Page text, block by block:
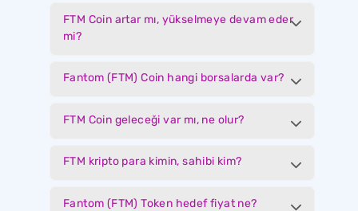
FTM Coin artar mı, yükselmeye devam eder
mi?
Fantom (FTM) Coin hangi borsalarda var?
FTM Coin geleceği var mı, ne olur?
FTM kripto para kimin, sahibi kim?
Fantom (FTM) Token hedef fiyat ne?